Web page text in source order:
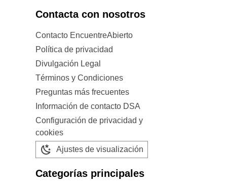
Contacta con nosotros
Contacto EncuentreAbierto
Política de privacidad
Divulgación Legal
Términos y Condiciones
Preguntas más frecuentes
Información de contacto DSA
Configuración de privacidad y
cookies
Ajustes de visualización
Categorías principales